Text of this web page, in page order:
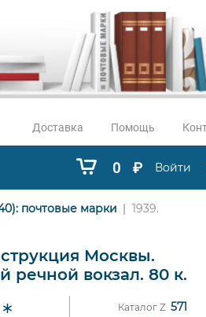
Доставка Помощь
0 ₽ Войти
почтовые марки
1939.
Москвы.
речной вокзал. 80 к.
Каталог Z 571